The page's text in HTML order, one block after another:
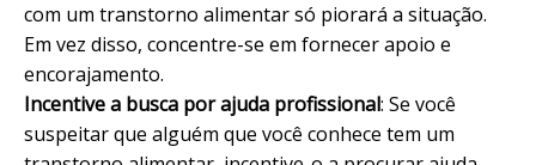
com um transtorno alimentar só piorará a situação.
Em vez disso, concentre-se em fornecer apoio e
encorajamento.
Incentive a busca por ajuda profissional: Se você
suspeitar que alguém que você conhece tem um